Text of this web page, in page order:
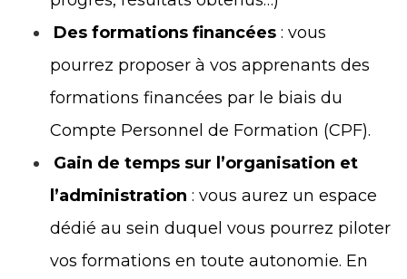
Des formations financées : vous
pourrez proposer à vos apprenants des
formations financées par le biais du
Compte Personnel de Formation (CPF).
Gain de temps sur l’organisation et
l’administration : vous aurez un espace
dédié au sein duquel vous pourrez piloter
vos formations en toute autonomie. En